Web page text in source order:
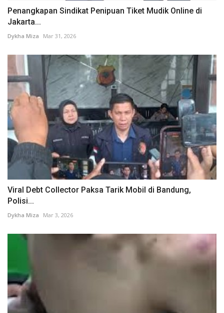
Penangkapan Sindikat Penipuan Tiket Mudik Online di
Jakarta...
Dykha Miza Mar 31, 2026
Viral Debt Collector Paksa Tarik Mobil di Bandung,
Polisi...
Dykha Miza Mar 3, 2026